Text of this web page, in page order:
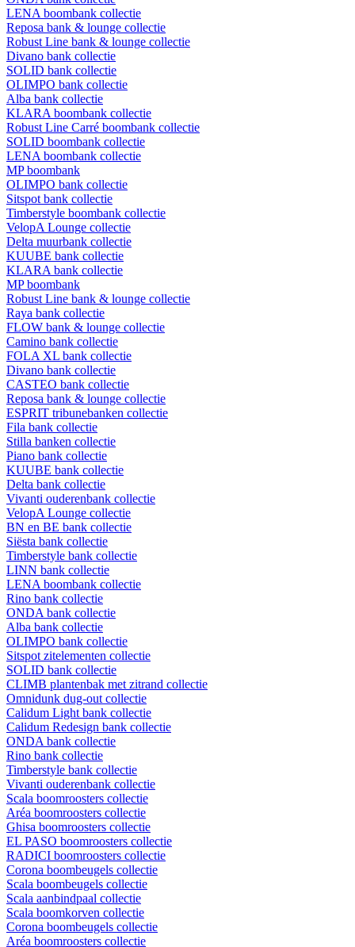
LENA boombank collectie
Reposa bank & lounge collectie
Robust Line bank & lounge collectie
Divano bank collectie
SOLID bank collectie
OLIMPO bank collectie
Alba bank collectie
KLARA boombank collectie
Robust Line Carré boombank collectie
SOLID boombank collectie
LENA boombank collectie
MP boombank
OLIMPO bank collectie
Sitspot bank collectie
Timberstyle boombank collectie
VelopA Lounge collectie
Delta muurbank collectie
KUUBE bank collectie
KLARA bank collectie
MP boombank
Robust Line bank & lounge collectie
Raya bank collectie
FLOW bank & lounge collectie
Camino bank collectie
FOLA XL bank collectie
Divano bank collectie
CASTEO bank collectie
Reposa bank & lounge collectie
ESPRIT tribunebanken collectie
Fila bank collectie
Stilla banken collectie
Piano bank collectie
KUUBE bank collectie
Delta bank collectie
Vivanti ouderenbank collectie
VelopA Lounge collectie
BN en BE bank collectie
Siësta bank collectie
Timberstyle bank collectie
LINN bank collectie
LENA boombank collectie
Rino bank collectie
ONDA bank collectie
Alba bank collectie
OLIMPO bank collectie
Sitspot zitelementen collectie
SOLID bank collectie
CLIMB plantenbak met zitrand collectie
Omnidunk dug-out collectie
Calidum Light bank collectie
Calidum Redesign bank collectie
ONDA bank collectie
Rino bank collectie
Timberstyle bank collectie
Vivanti ouderenbank collectie
Scala boomroosters collectie
Aréa boomroosters collectie
Ghisa boomroosters collectie
EL PASO boomroosters collectie
RADICI boomroosters collectie
Corona boombeugels collectie
Scala boombeugels collectie
Scala aanbindpaal collectie
Scala boomkorven collectie
Corona boombeugels collectie
Aréa boomroosters collectie